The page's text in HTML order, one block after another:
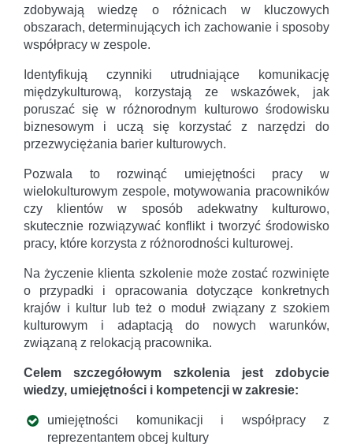
zdobywają wiedzę o różnicach w kluczowych
obszarach, determinujących ich zachowanie i sposoby
współpracy w zespole.
Identyfikują czynniki utrudniające komunikację
międzykulturową, korzystają ze wskazówek, jak
poruszać się w różnorodnym kulturowo środowisku
biznesowym i uczą się korzystać z narzędzi do
przezwyciężania barier kulturowych.
Pozwala to rozwinąć umiejętności pracy w
wielokulturowym zespole, motywowania pracowników
czy klientów w sposób adekwatny kulturowo,
skutecznie rozwiązywać konflikt i tworzyć środowisko
pracy, które korzysta z różnorodności kulturowej.
Na życzenie klienta szkolenie może zostać rozwinięte
o przypadki i opracowania dotyczące konkretnych
krajów i kultur lub też o moduł związany z szokiem
kulturowym i adaptacją do nowych warunków,
związaną z relokacją pracownika.
Celem szczegółowym szkolenia jest zdobycie
wiedzy, umiejętności i kompetencji w zakresie:
umiejętności komunikacji i współpracy z
reprezentantem obcej kultury